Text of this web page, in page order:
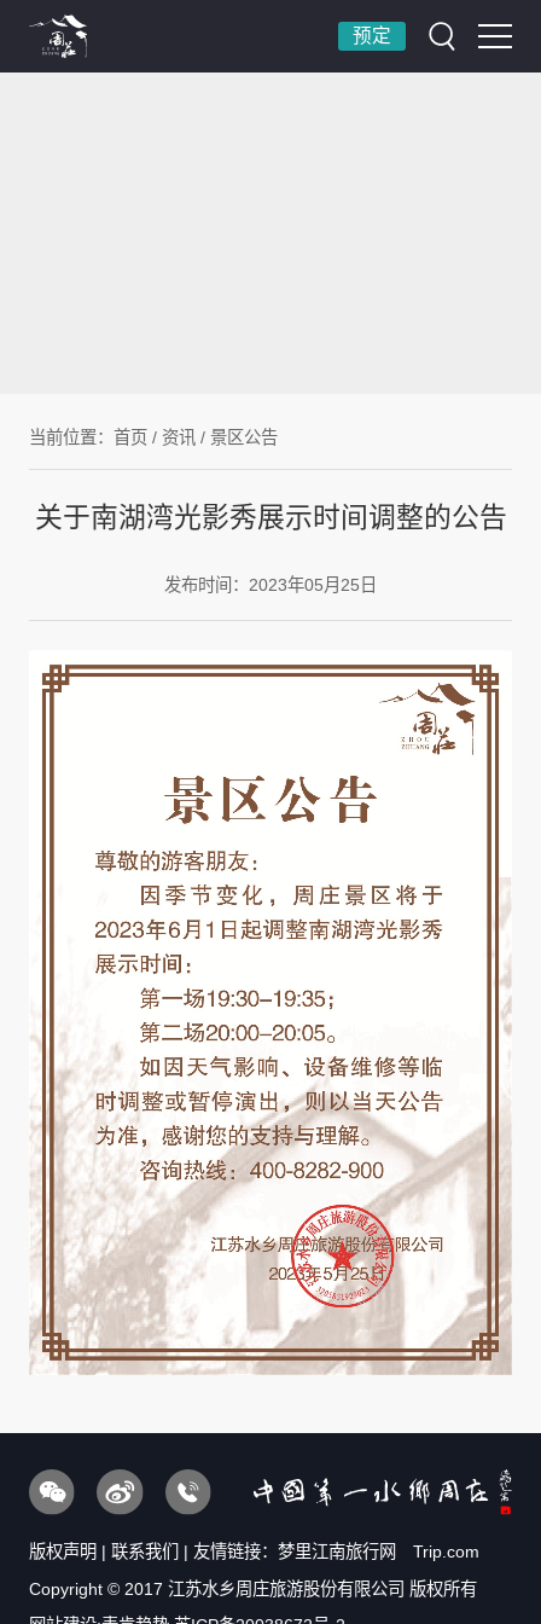
预定
当前位置： 首页 / 资讯 / 景区公告
关于南湖湾光影秀展示时间调整的公告
发布时间：2023年05月25日
版权声明 | 联系我们 | 友情链接： 梦里江南旅行网
Trip.com
Copyright © 2017 江苏水乡周庄旅游股份有限公司 版权所有